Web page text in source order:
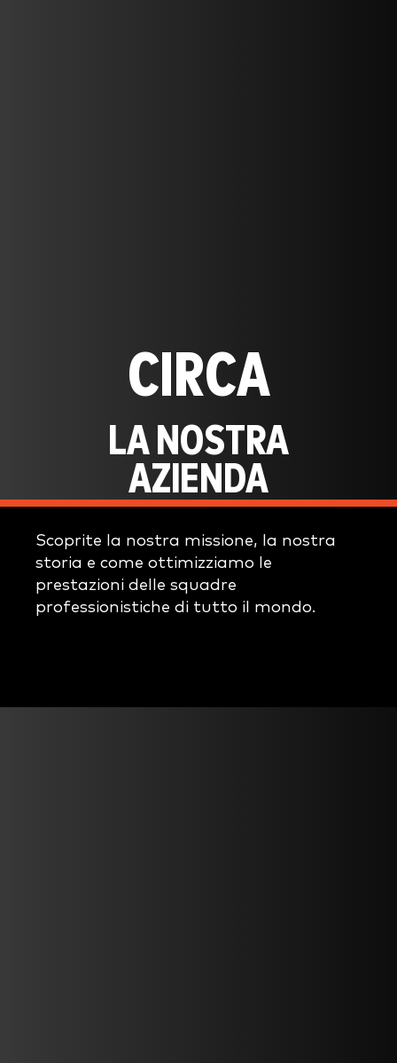
CIRCA
LA NOSTRA
AZIENDA
Scoprite la nostra missione, la nostra
storia e come ottimizziamo le
prestazioni delle squadre
professionistiche di tutto il mondo.